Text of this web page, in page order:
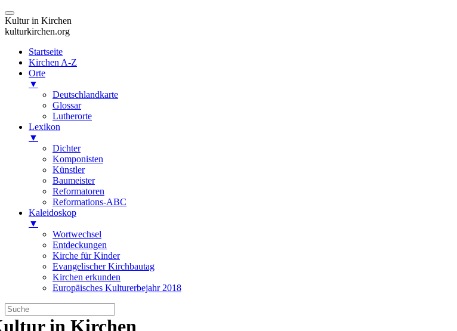
Kultur in Kirchen
kulturkirchen.org
Startseite
Kirchen A-Z
Orte
▼
Deutschlandkarte
Glossar
Lutherorte
Lexikon
▼
Dichter
Komponisten
Künstler
Baumeister
Reformatoren
Reformations-ABC
Kaleidoskop
▼
Wortwechsel
Entdeckungen
Kirche für Kinder
Evangelischer Kirchbautag
Kirchen erkunden
Europäisches Kulturerbejahr 2018
Zum
in Kirchen